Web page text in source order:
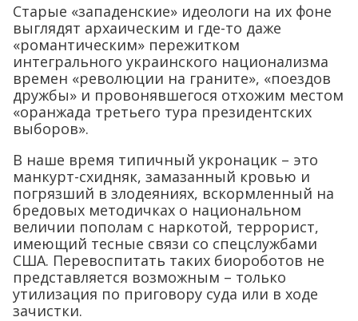
Старые «западенские» идеологи на их фоне
выглядят архаическим и где-то даже
«романтическим» пережитком
интегрального украинского национализма
времен «революции на граните», «поездов
дружбы» и провонявшегося отхожим местом
«оранжада третьего тура президентских
выборов».
В наше время типичный укронацик – это
манкурт-схидняк, замазанный кровью и
погрязший в злодеяниях, вскормленный на
бредовых методичках о национальном
величии пополам с наркотой, террорист,
имеющий тесные связи со спецслужбами
США. Перевоспитать таких биороботов не
представляется возможным – только
утилизация по приговору суда или в ходе
зачистки.